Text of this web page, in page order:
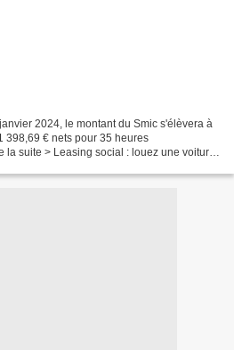
2024, le montant du Smic s'élèvera à
398,69 € nets pour 35 heures
la suite > Leasing social : louez une voiture